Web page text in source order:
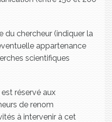
du chercheur (indiquer la
appartenance
scientifiques
réservé aux
de renom
à intervenir à cet